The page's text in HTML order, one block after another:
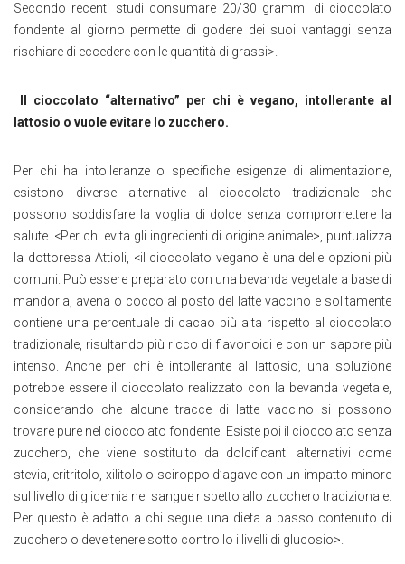
Secondo recenti studi consumare 20/30 grammi di cioccolato
fondente al giorno permette di godere dei suoi vantaggi senza
rischiare di eccedere con le quantità di grassi>.
Il cioccolato “alternativo” per chi è vegano, intollerante al
lattosio o vuole evitare lo zucchero.
Per chi ha intolleranze o specifiche esigenze di alimentazione,
esistono diverse alternative al cioccolato tradizionale che
possono soddisfare la voglia di dolce senza compromettere la
salute. <Per chi evita gli ingredienti di origine animale>, puntualizza
la dottoressa Attioli, <il cioccolato vegano è una delle opzioni più
comuni. Può essere preparato con una bevanda vegetale a base di
mandorla, avena o cocco al posto del latte vaccino e solitamente
contiene una percentuale di cacao più alta rispetto al cioccolato
tradizionale, risultando più ricco di flavonoidi e con un sapore più
intenso. Anche per chi è intollerante al lattosio, una soluzione
potrebbe essere il cioccolato realizzato con la bevanda vegetale,
considerando che alcune tracce di latte vaccino si possono
trovare pure nel cioccolato fondente. Esiste poi il cioccolato senza
zucchero, che viene sostituito da dolcificanti alternativi come
stevia, eritritolo, xilitolo o sciroppo d’agave con un impatto minore
sul livello di glicemia nel sangue rispetto allo zucchero tradizionale.
Per questo è adatto a chi segue una dieta a basso contenuto di
zucchero o deve tenere sotto controllo i livelli di glucosio>.